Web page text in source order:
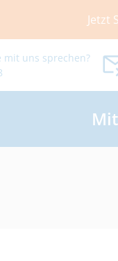
Jetzt
mit uns sprechen?